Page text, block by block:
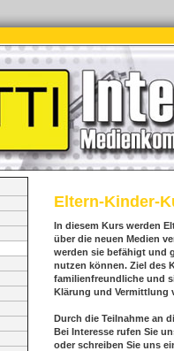
Eltern-Kinder-
In diesem Kurs werden
über die neuen Medien
werden sie befähigt und
nutzen können. Ziel des
familienfreundliche und
Klärung und Vermittlung
Durch die Teilnahme an
Bei Interesse rufen Sie
oder schreiben Sie uns